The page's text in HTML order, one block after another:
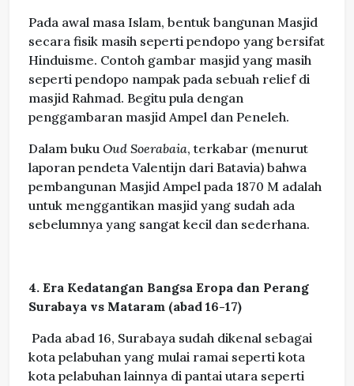
Pada awal masa Islam, bentuk bangunan Masjid
secara fisik masih seperti pendopo yang bersifat
Hinduisme. Contoh gambar masjid yang masih
seperti pendopo nampak pada sebuah relief di
masjid Rahmad. Begitu pula dengan
penggambaran masjid Ampel dan Peneleh.
Dalam buku Oud Soerabaia, terkabar (menurut
laporan pendeta Valentijn dari Batavia) bahwa
pembangunan Masjid Ampel pada 1870 M adalah
untuk menggantikan masjid yang sudah ada
sebelumnya yang sangat kecil dan sederhana.
4. Era Kedatangan Bangsa Eropa dan Perang
Surabaya vs Mataram (abad 16-17)
Pada abad 16, Surabaya sudah dikenal sebagai
kota pelabuhan yang mulai ramai seperti kota
kota pelabuhan lainnya di pantai utara seperti